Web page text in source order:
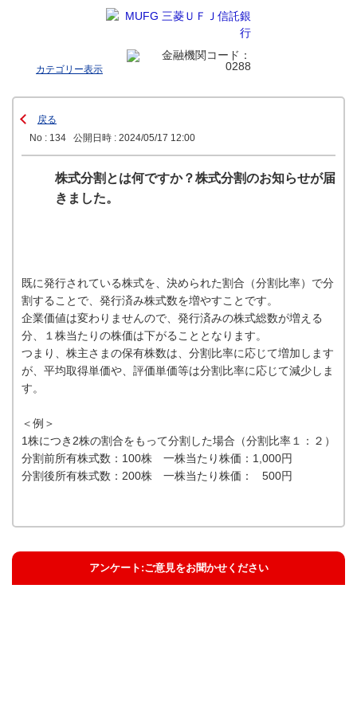
カテゴリー表示
戻る
No : 134
公開日時 : 2024/05/17 12:00
株式分割とは何ですか？株式分割のお知らせが届
きました。
既に発行されている株式を、決められた割合（分割比率）で分
割することで、発行済み株式数を増やすことです。
企業価値は変わりませんので、発行済みの株式総数が増える
分、１株当たりの株価は下がることとなります。
つまり、株主さまの保有株数は、分割比率に応じて増加します
が、平均取得単価や、評価単価等は分割比率に応じて減少しま
す。
＜例＞
1株につき2株の割合をもって分割した場合（分割比率１：２）
分割前所有株式数：100株 一株当たり株価：1,000円
分割後所有株式数：200株 一株当たり株価： 500円
アンケート:ご意見をお聞かせください